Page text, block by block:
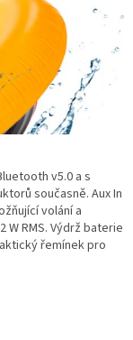
v5.0 a s
současně. Aux In
volání a
RMS. Výdrž baterie
řemínek pro